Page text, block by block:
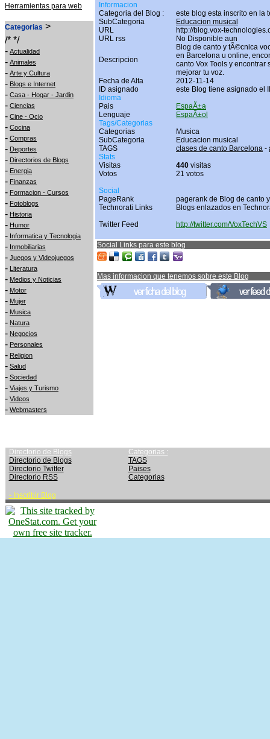
Herramientas para web
Categorias >
/* */
- Actualidad
- Animales
- Arte y Cultura
- Blogs e Internet
- Casa - Hogar - Jardin
- Ciencias
- Cine - Ocio
- Cocina
- Compras
- Deportes
- Directorios de Blogs
- Energia
- Finanzas
- Formacion - Cursos
- Fotoblogs
- Historia
- Humor
- Informatica y Tecnologia
- Inmobiliarias
- Juegos y Videojuegos
- Literatura
- Medios y Noticias
- Motor
- Mujer
- Musica
- Natura
- Negocios
- Personales
- Religion
- Salud
- Sociedad
- Viajes y Turismo
- Videos
- Webmasters
Informacion
Categoria del Blog :
este blog esta inscrito en la
SubCategoria
Educacion musical
URL
http://blog.vox-
URL rss
No Disponible aun
Descripcion
Blog de canto y tÃ©cnica
en Barcelona u online,
canto Vox Tools y encontrar
mejorar tu voz.
Fecha de Alta
2012-11-14
ID asignado
este Blog tiene asignado el
Idioma
Pais
EspaÃ±a
Lenguaje
EspaÃ±ol
Tags/Categorias
Categorias
Musica
SubCategoria
Educacion musical
TAGS
clases de canto Barcelona -
Stats
Visitas
440 visitas
Votos
21 votos
Social
PageRank
pagerank de Blog de canto
Technorati Links
Blogs enlazados en
Twitter Feed
http://twitter.com/VoxTechVS
Social Links para este blog
Mas informacion que tenemos sobre este Blog
Directorio de Blogs
Directorio de Blogs
Directorio Twitter
Directorio RSS
- Inscribir Blog
Categorias :
TAGS
Paises
Categorias